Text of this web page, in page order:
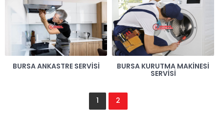
BURSA ANKASTRE SERVISI
BURSA KURUTMA MAKINESI
SERVISI
1 2